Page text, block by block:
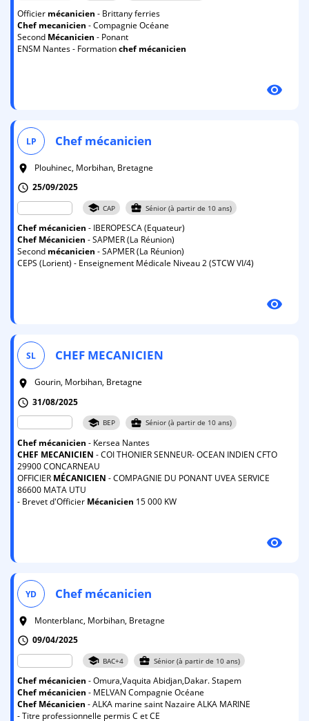
Officier mécanicien - Brittany ferries
Chef mecanicien - Compagnie Océane
Second Mécanicien - Ponant
ENSM Nantes - Formationchef mécanicien
visibility
LP Chef mécanicien
room
Plouhinec, Morbihan, Bretagne
schedule 25/09/2025
school CAP business_center Sénior (à partir de 10 ans)
Chef mécanicien - IBEROPESCA (Equateur)
Chef Mécanicien - SAPMER (La Réunion)
Second mécanicien - SAPMER (La Réunion)
CEPS (Lorient) - Enseignement Médicale Niveau 2 (STCW VI/4)
visibility
SL CHEF MECANICIEN
room
Gourin, Morbihan, Bretagne
schedule 31/08/2025
school BEP business_center Sénior (à partir de 10 ans)
Chef mécanicien - Kersea Nantes
CHEF MECANICIEN - COI THONIER SENNEUR- OCEAN INDIEN CFTO
29900 CONCARNEAU
OFFICIER MÉCANICIEN - COMPAGNIE DU PONANT UVEA SERVICE
86600 MATA UTU
- Brevet d'Officier Mécanicien 15 000 KW
visibility
YD Chef mécanicien
room
Monterblanc, Morbihan, Bretagne
schedule 09/04/2025
school BAC+4 business_center Sénior (à partir de 10 ans)
Chef mécanicien - Omura,Vaquita Abidjan,Dakar. Stapem
Chef mécanicien - MELVAN Compagnie Océane
Chef Mécanicien - ALKA marine saint Nazaire ALKA MARINE
- Titre professionnelle permis C et CE